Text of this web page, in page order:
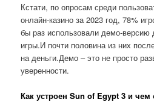
Кстати, по опросам среди
онлайн-казино за 2023 год, 78%
бы раз использовали демо-версию
игры.И почти половина из них
на деньги.Демо – это не просто
уверенности.
Как устроен Sun of Egypt 3 и чем